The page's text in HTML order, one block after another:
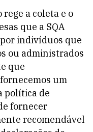
a coleta e o
que a SQA
indivíduos que
ou administrados
que
um
política de
fornecer
recomendável